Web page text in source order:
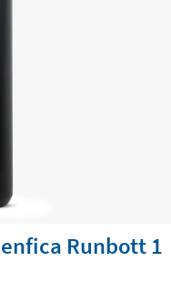
Runbott 1